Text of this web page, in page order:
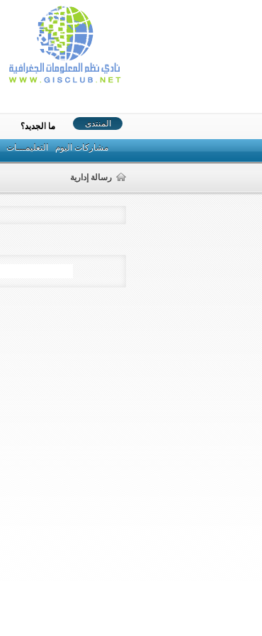
المنتدى
مشاركات اليوم التعليمـــات
ما الجديد؟
رسالة إدارية